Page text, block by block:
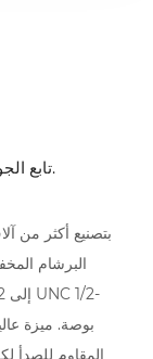
(Steady-Ind) تابع الجودة وصب سلعًا عالية الجودة.
البرشام
المقاوم للصدأ